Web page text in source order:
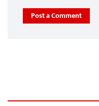
Post a Comment